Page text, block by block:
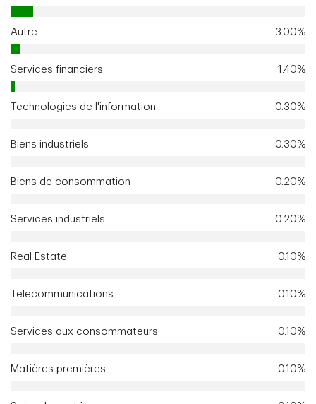
Autre 3.00%
Services financiers 1.40%
Technologies de l'information 0.30%
Biens industriels 0.30%
Biens de consommation 0.20%
Services industriels 0.20%
Real Estate 0.10%
Telecommunications 0.10%
Services aux consommateurs 0.10%
Matières premières 0.10%